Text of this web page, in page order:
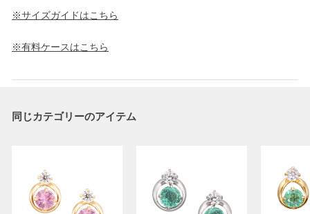
※サイズガイドはこちら
※有料ケースはこちら
同じカテゴリーのアイテム